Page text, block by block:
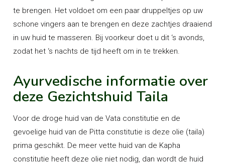
te brengen. Het voldoet om een paar druppeltjes op uw
schone vingers aan te brengen en deze zachtjes draaiend
in uw huid te masseren. Bij voorkeur doet u dit ‘s avonds,
zodat het ‘s nachts de tijd heeft om in te trekken.
Ayurvedische informatie over
deze Gezichtshuid Taila
Voor de droge huid van de Vata constitutie en de
gevoelige huid van de Pitta constitutie is deze olie (taila)
prima geschikt. De meer vette huid van de Kapha
constitutie heeft deze olie niet nodig, dan wordt de huid